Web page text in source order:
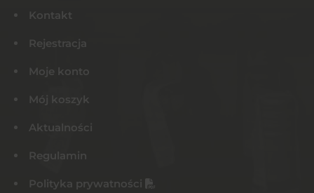
Kontakt
Rejestracja
Moje konto
Mój koszyk
Aktualności
Regulamin
Polityka prywatności